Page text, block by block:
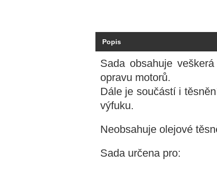
Popis
Sada obsahuje
opravu motorů.
Dále je součástí i
výfuku.
Neobsahuje olejové
Sada určena pro: